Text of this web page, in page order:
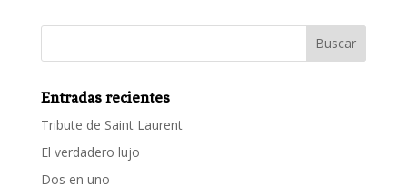
Entradas recientes
Tribute de Saint Laurent
El verdadero lujo
Dos en uno